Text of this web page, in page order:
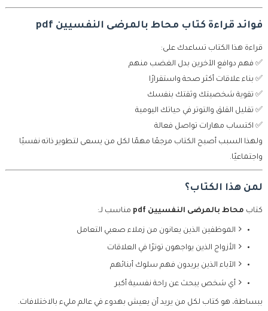
فوائد قراءة كتاب محاط بالمرضى النفسيين pdf
قراءة هذا الكتاب تساعدك على:
✅ فهم دوافع الآخرين بدل الغضب منهم
✅ بناء علاقات أكثر صحة واستقرارًا
✅ تقوية شخصيتك وثقتك بنفسك
✅ تقليل القلق والتوتر في حياتك اليومية
✅ اكتساب مهارات تواصل فعالة
ولهذا السبب أصبح الكتاب مرجعًا مهمًا لكل من يسعى لتطوير ذاته نفسيًا
واجتماعيًا.
لمن هذا الكتاب؟
كتاب محاط بالمرضى النفسيين pdf مناسب لـ:
الموظفين الذين يعانون من زملاء صعبي التعامل
الأزواج الذين يواجهون توترًا في العلاقات
الآباء الذين يريدون فهم سلوك أبنائهم
أي شخص يبحث عن راحة نفسية أكبر
ببساطة، هو كتاب لكل من يريد أن يعيش بهدوء في عالم مليء بالاختلافات.